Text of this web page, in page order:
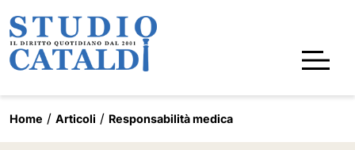
Home Articoli Responsabilità medica